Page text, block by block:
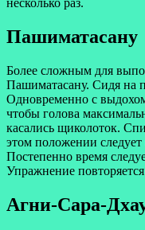
несколько раз.
Пашиматасану
Более сложным для
Пашиматасану. Сидя на
Одновременно с
чтобы голова
касались щиколоток.
этом положении следует
Постепенно время
Упражнение
Агни-Сара-